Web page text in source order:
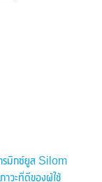
ารมิกซ์ยูส Silom
วะที่ดีของผู้ใช้